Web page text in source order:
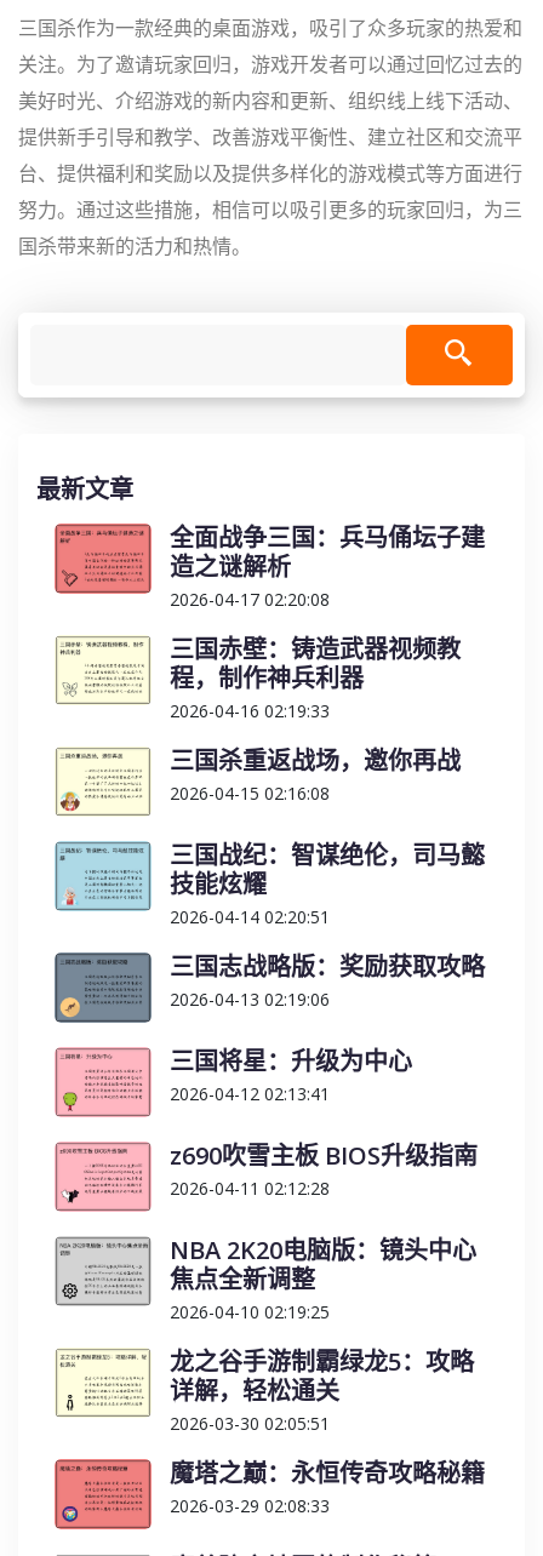
三国杀作为一款经典的桌面游戏，吸引了众多玩家的热爱和
关注。为了邀请玩家回归，游戏开发者可以通过回忆过去的
美好时光、介绍游戏的新内容和更新、组织线上线下活动、
提供新手引导和教学、改善游戏平衡性、建立社区和交流平
台、提供福利和奖励以及提供多样化的游戏模式等方面进行
努力。通过这些措施，相信可以吸引更多的玩家回归，为三
国杀带来新的活力和热情。
最新文章
全面战争三国：兵马俑坛子建
造之谜解析
2026-04-17 02:20:08
三国赤壁：铸造武器视频教
程，制作神兵利器
2026-04-16 02:19:33
三国杀重返战场，邀你再战
2026-04-15 02:16:08
三国战纪：智谋绝伦，司马懿
技能炫耀
2026-04-14 02:20:51
三国志战略版：奖励获取攻略
2026-04-13 02:19:06
三国将星：升级为中心
2026-04-12 02:13:41
z690吹雪主板 BIOS升级指南
2026-04-11 02:12:28
NBA 2K20电脑版：镜头中心
焦点全新调整
2026-04-10 02:19:25
龙之谷手游制霸绿龙5：攻略
详解，轻松通关
2026-03-30 02:05:51
魔塔之巅：永恒传奇攻略秘籍
2026-03-29 02:08:33